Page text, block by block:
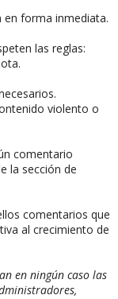
forma inmediata.
las reglas:
violento o
comentario
la sección de
comentarios que
al crecimiento de
en ningún caso las